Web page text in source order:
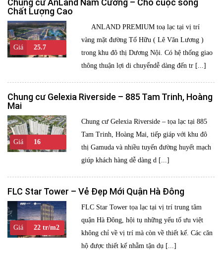
Chung cư AnLand Nam Cường – Cho cuộc sống
Chất Lượng Cao
Giá
25.7
ANLAND PREMIUM toạ lạc tại vị trí
vàng mặt đường Tố Hữu ( Lê Văn Lương )
trong khu đô thị Dương Nội. Có hệ thống giao
thông thuận lợi di chuyểndễ dàng đến tr [...]
Chung cư Gelexia Riverside – 885 Tam Trinh, Hoàng
Mai
Giá
16
Chung cư Gelexia Riverside – tọa lạc tại 885
Tam Trinh, Hoàng Mai, tiếp giáp với khu đô
thị Gamuda và nhiều tuyến đường huyết mạch
giúp khách hàng dễ dàng d [...]
FLC Star Tower – Vẻ Đẹp Mới Quận Hà Đông
Giá 22 tr/m2
FLC Star Tower tọa lạc tại vị trí trung tâm
quận Hà Đông, hội tụ những yếu tố ưu việt
không chỉ về vị trí mà còn về thiết kế. Các căn
hộ được thiết kế nhằm tận dụ [...]